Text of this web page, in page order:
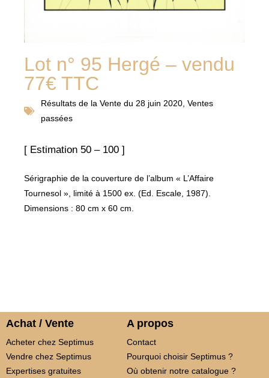
Lot n° 95 Hergé – vendu
77€ TTC
Résultats de la Vente du 28 juin 2020 Ventes
passées
[ Estimation 50 – 100 ]
Sérigraphie de la couverture de l’album « L’Affaire
Tournesol », limité à 1500 ex. (Ed. Escale, 1987).
Dimensions : 80 cm x 60 cm.
Achat / Vente
Acheter chez Septimus
Vendre chez Septimus
Expertises gratuites
A propos
Contact
Pourquoi choisir Septimus ?
Où obtenir notre catalogue ?